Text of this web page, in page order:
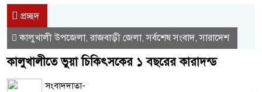
প্রচ্ছদ
কালুখালী উপজেলা,রাজবাড়ী জেলা,সর্বশেষ সংবাদ,সারাদেশ
কালুখালীতে ভুয়া চিকিৎসকের ১ বছরের কারাদন্ড
সংবাদদাতা-